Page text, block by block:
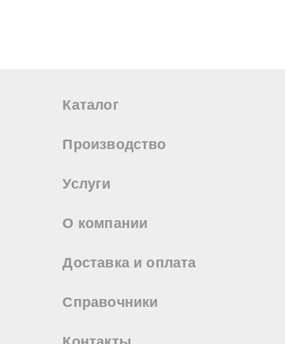
Каталог
Производство
Услуги
О компании
Доставка и оплата
Справочники